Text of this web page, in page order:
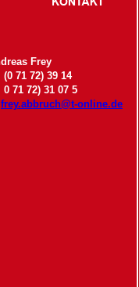
Frey
(0 71 72) 39 14
0 71 72) 31 07 5
frey.abbruch@t-online.de